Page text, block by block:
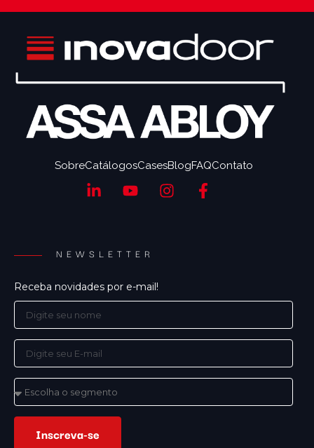
SobreCatálogosCasesBlogFAQContato
NEWSLETTER
Receba novidades por e-mail!
Inscreva-se